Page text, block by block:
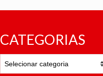
CATEGORIAS